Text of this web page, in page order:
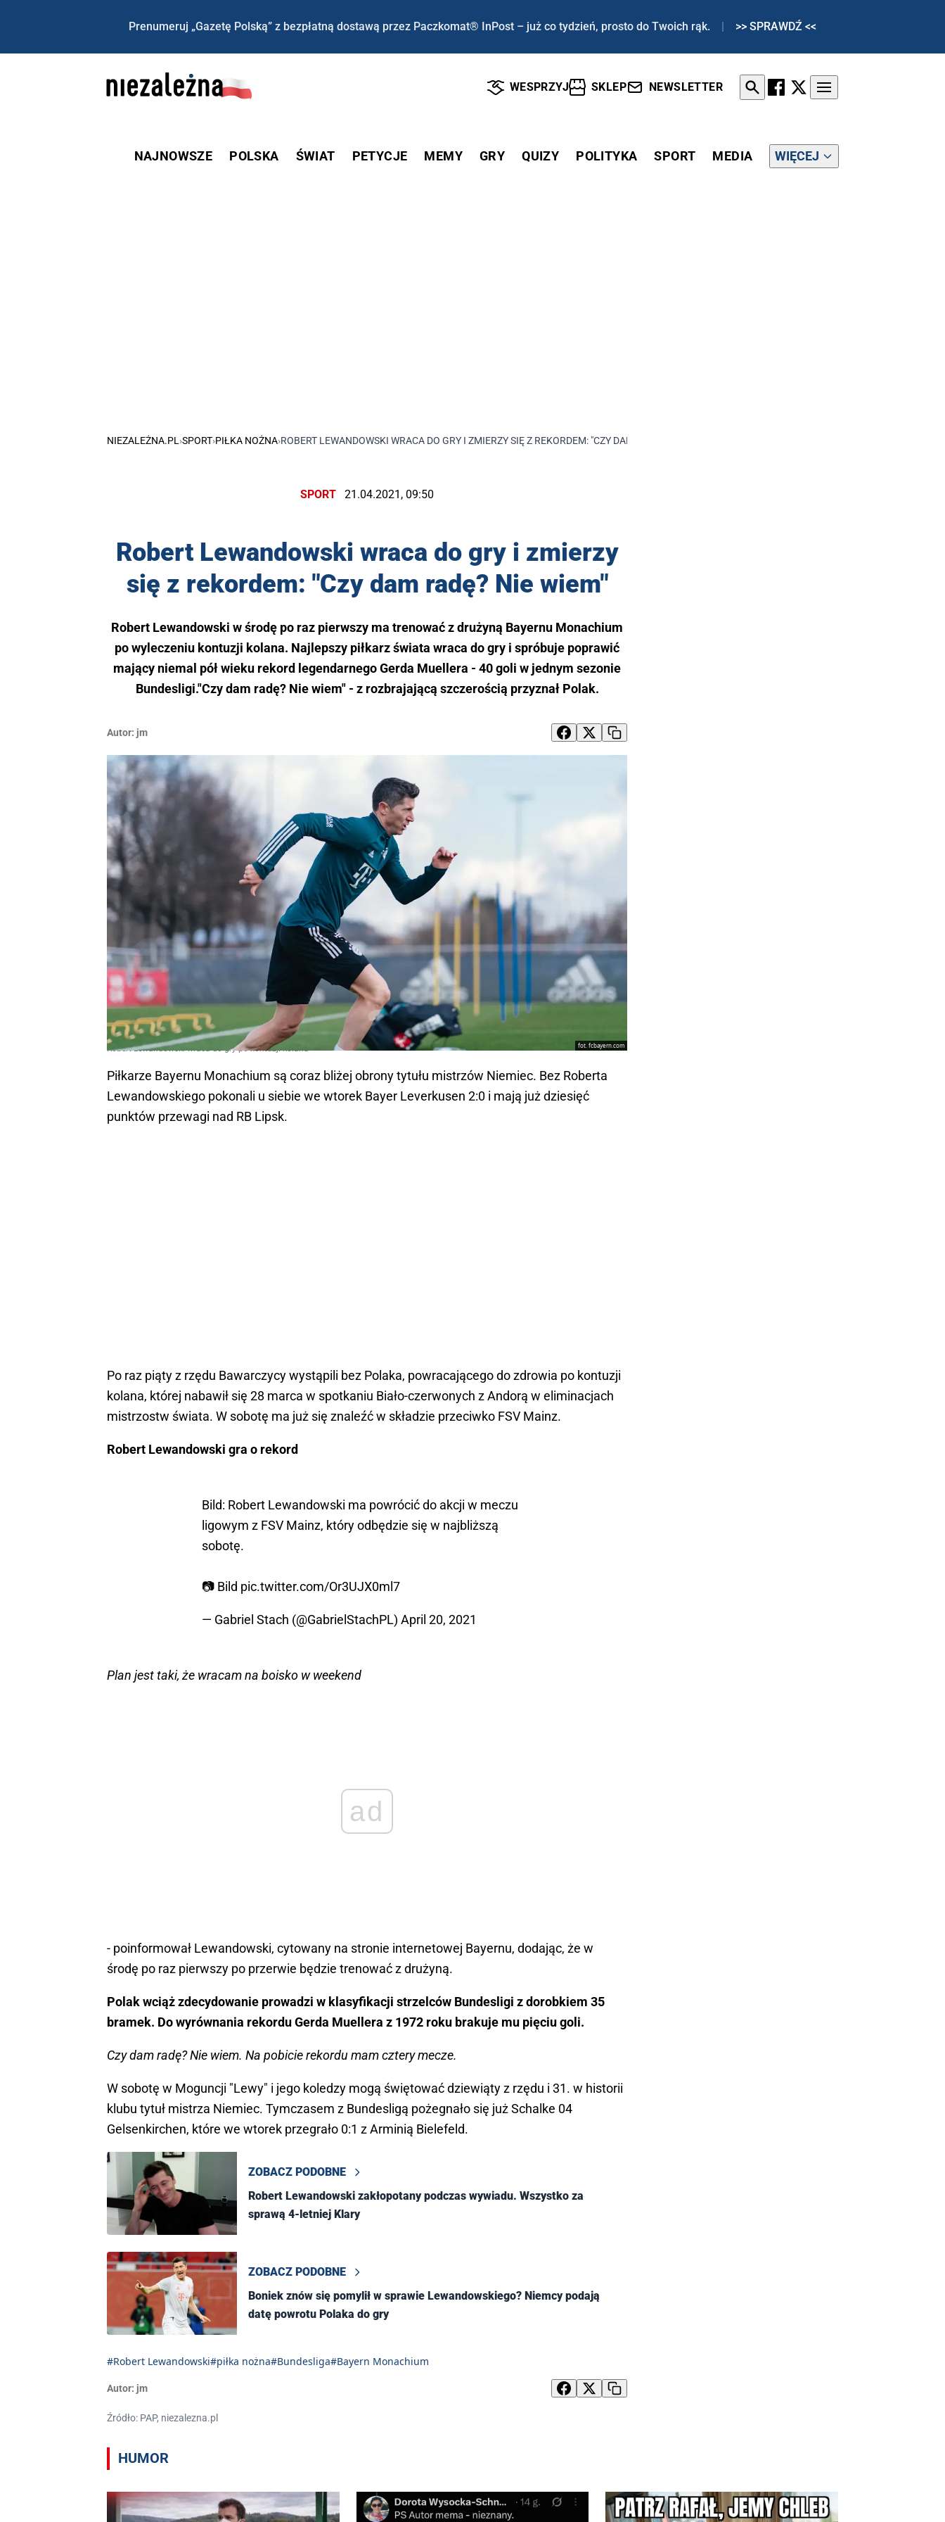
Prenumeruj „Gazetę Polską” z bezpłatną dostawą przez Paczkomat® InPost – już co tydzień, prosto do Twoich rąk. | >> SPRAWDŹ <<
WESPRZYJ SKLEP NEWSLETTER
NAJNOWSZE POLSKA ŚWIAT PETYCJE MEMY GRY QUIZY POLITYKA SPORT MEDIA WIĘCEJ
NIEZALEŻNA.PL ›SPORT›PIŁKA NOŻNA›ROBERT LEWANDOWSKI WRACA DO GRY I ZMIERZY SIĘ Z REKORDEM: "CZY DAM RADĘ? NIE WIEM"
SPORT 21.04.2021, 09:50
Robert Lewandowski wraca do gry i zmierzy
się z rekordem: "Czy dam radę? Nie wiem"
Robert Lewandowski w środę po raz pierwszy ma trenować z drużyną Bayernu Monachium
po wyleczeniu kontuzji kolana. Najlepszy piłkarz świata wraca do gry i spróbuje poprawić
mający niemal pół wieku rekord legendarnego Gerda Muellera - 40 goli w jednym sezonie
Bundesligi."Czy dam radę? Nie wiem" - z rozbrajającą szczerością przyznał Polak.
Autor: jm
fot. fcbayern.com
Robert Lewandowski wraca do gry po kontuzji kolana
Piłkarze Bayernu Monachium są coraz bliżej obrony tytułu mistrzów Niemiec. Bez Roberta
Lewandowskiego pokonali u siebie we wtorek Bayer Leverkusen 2:0 i mają już dziesięć
punktów przewagi nad RB Lipsk.
Po raz piąty z rzędu Bawarczycy wystąpili bez Polaka, powracającego do zdrowia po kontuzji
kolana, której nabawił się 28 marca w spotkaniu Biało-czerwonych z Andorą w eliminacjach
mistrzostw świata. W sobotę ma już się znaleźć w składzie przeciwko FSV Mainz.
Robert Lewandowski gra o rekord
Bild: Robert Lewandowski ma powrócić do akcji w meczu
ligowym z FSV Mainz, który odbędzie się w najbliższą
sobotę.
📷 Bild pic.twitter.com/Or3UJX0ml7
— Gabriel Stach (@GabrielStachPL) April 20, 2021
Plan jest taki, że wracam na boisko w weekend
ad
- poinformował Lewandowski, cytowany na stronie internetowej Bayernu, dodając, że w
środę po raz pierwszy po przerwie będzie trenować z drużyną.
Polak wciąż zdecydowanie prowadzi w klasyfikacji strzelców Bundesligi z dorobkiem 35
bramek. Do wyrównania rekordu Gerda Muellera z 1972 roku brakuje mu pięciu goli.
Czy dam radę? Nie wiem. Na pobicie rekordu mam cztery mecze.
W sobotę w Moguncji "Lewy" i jego koledzy mogą świętować dziewiąty z rzędu i 31. w historii
klubu tytuł mistrza Niemiec. Tymczasem z Bundesligą pożegnało się już Schalke 04
Gelsenkirchen, które we wtorek przegrało 0:1 z Arminią Bielefeld.
ZOBACZ PODOBNE
Robert Lewandowski zakłopotany podczas wywiadu. Wszystko za
sprawą 4-letniej Klary
ZOBACZ PODOBNE
Boniek znów się pomylił w sprawie Lewandowskiego? Niemcy podają
datę powrotu Polaka do gry
#Robert Lewandowski#piłka nożna#Bundesliga#Bayern Monachium
Autor: jm
Źródło: PAP, niezalezna.pl
HUMOR